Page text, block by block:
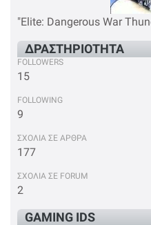
"Elite: Dangerous War
ΔΡΑΣΤΗΡΙΟΤΗΤΑ
FOLLOWERS
15
FOLLOWING
9
ΣΧΟΛΙΑ ΣΕ ΑΡΘΡΑ
177
ΣΧΟΛΙΑ ΣΕ FORUM
2
GAMING IDS